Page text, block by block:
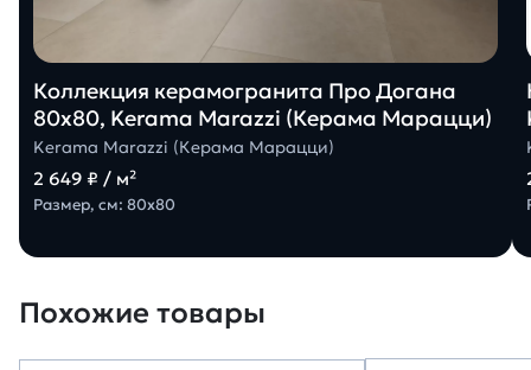
Коллекция керамогранита Про Догана
80х80, Kerama Marazzi (Керама Марацци)
Kerama Marazzi (Керама Марацци)
2 649 ₽ / м²
Размер, см: 80х80
Похожие товары